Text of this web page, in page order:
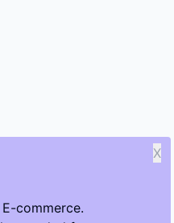
commerce.
X
reserved.